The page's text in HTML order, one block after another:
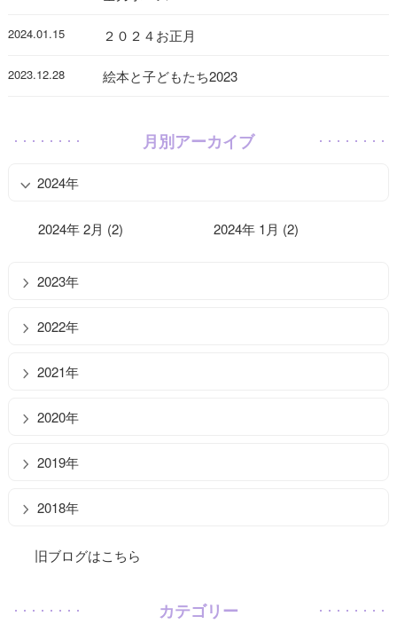
2024.01.15 ２０２４お正月
2023.12.28 絵本と子どもたち2023
月別アーカイブ
2024年
2024年 2月 (2) 2024年 1月 (2)
2023年
2022年
2021年
2020年
2019年
2018年
旧ブログはこちら
カテゴリー